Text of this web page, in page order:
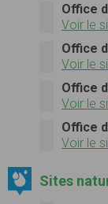
Office
Voir le
Office
Voir le
Office
Voir le
Office
Voir le
Sites